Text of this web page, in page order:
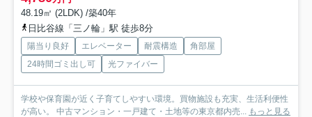
48.19㎡ (2LDK) /築40年
日比谷線「三ノ輪」駅 徒歩8分
陽当り良好 エレベーター 耐震構造
角部屋
24時間ゴミ出し可
光ファイバー
学校や保育園が近く子育てしやすい環境。買物施設も充実、生活利便性
が高い。 中古マンション・一戸建て・土地等の東京都内売... もっと見る